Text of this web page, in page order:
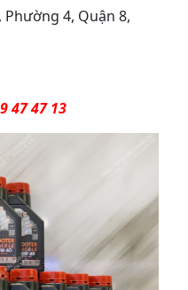
Phường 4, Quận 8,
47 47 13